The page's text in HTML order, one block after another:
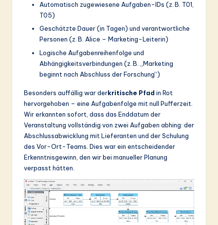
Automatisch zugewiesene Aufgaben-IDs (z. B. T01,
T05)
Geschätzte Dauer (in Tagen) und verantwortliche
Personen (z. B. Alice – Marketing-Leiterin)
Logische Aufgabenreihenfolge und
Abhängigkeitsverbindungen (z. B. „Marketing
beginnt nach Abschluss der Forschung“)
Besonders auffällig war derkritische Pfad in Rot
hervorgehoben – eine Aufgabenfolge mit null Pufferzeit.
Wir erkannten sofort, dass das Enddatum der
Veranstaltung vollständig von zwei Aufgaben abhing: der
Abschlussabwicklung mit Lieferanten und der Schulung
des Vor-Ort-Teams. Dies war ein entscheidender
Erkenntnisgewinn, den wir bei manueller Planung
verpasst hätten.